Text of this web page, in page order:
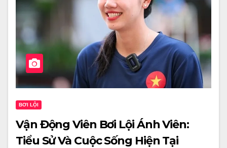
BƠI LỘI
Vận Động Viên Bơi Lội Ánh Viên:
Tiểu Sử Và Cuộc Sống Hiện Tại